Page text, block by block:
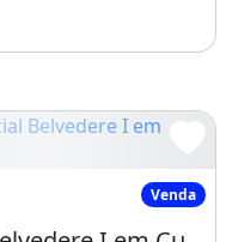
I em Cuiabá
Venda